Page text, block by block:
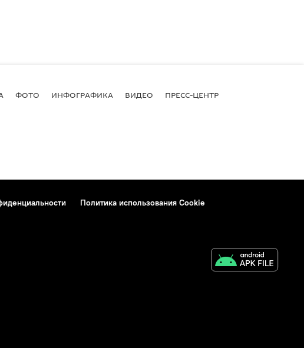
ФОТО ИНФОГРАФИКА ВИДЕО ПРЕСС-ЦЕНТР
Политика использования Cookie